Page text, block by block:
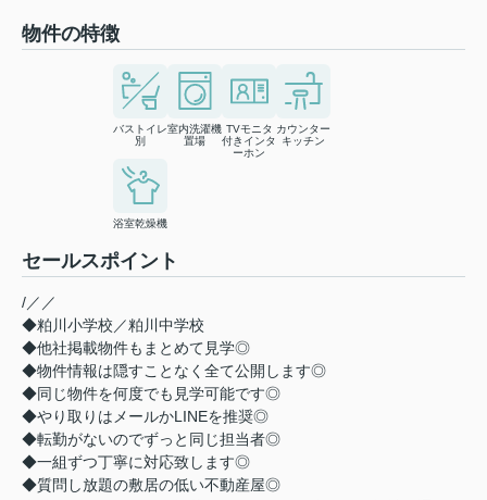
物件の特徴
バストイレ
別
室内洗濯機
置場
TVモニタ
付きインタ
ーホン
カウンター
キッチン
浴室乾燥機
セールスポイント
/／／
◆粕川小学校／粕川中学校
◆他社掲載物件もまとめて見学◎
◆物件情報は隠すことなく全て公開します◎
◆同じ物件を何度でも見学可能です◎
◆やり取りはメールかLINEを推奨◎
◆転勤がないのでずっと同じ担当者◎
◆一組ずつ丁寧に対応致します◎
◆質問し放題の敷居の低い不動産屋◎